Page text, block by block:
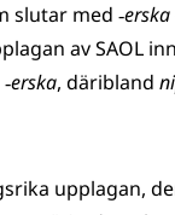
slutar med ‑erska
av SAOL
‑erska, däribland
upplagan,